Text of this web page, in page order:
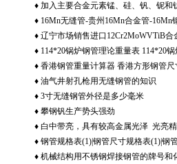
合金管价格
♦ 加入主要合金元素锰、硅、钒、铌和
等 16Mn无缝钢管
♦ 16Mn无缝管-贵州16Mn合金管-16Mn
价格
♦ 辽宁市场销售进口12Cr2MoWVTiB合
♦ 114*20锅炉钢管理论重量表 114*20锅
无缝管 114*20锅炉用无缝钢管外径多少
♦ 香港钢管重量计算器 香港方形钢管尺
格表 香港20g最高使用温度
♦ 油气井射孔枪用无缝钢管的知识
♦ 3寸无缝钢管外径是多少毫米
♦ 攀钢钒生产势头强劲
♦ 白中带亮，具有较高金属光泽 光亮
管
♦ 钢管规格表(1)|钢管尺寸规格表(1)|钢
理论重量表（1）|钢管理论重量表（1）
♦ 机械结构用不锈钢焊接钢管的牌号和